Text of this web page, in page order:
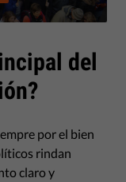
del
por el bien
rindan
claro y